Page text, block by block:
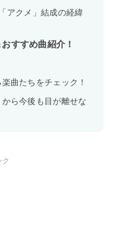
アクメ」結成の経緯
すすめ曲紹介！
曲たちをチェック！
ら今後も目が離せな